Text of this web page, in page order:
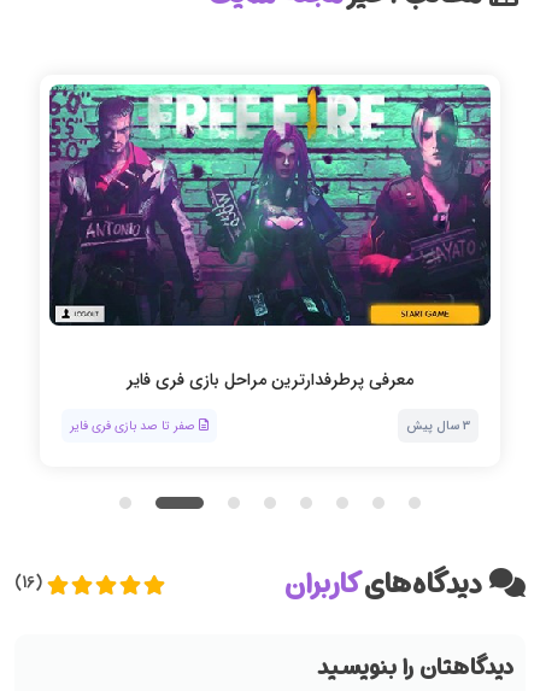
نحوه دو نفره یا تیمی بازی کردن در فری فایر
3 سال پیش صفر تا صد بازی فری فایر
دیدگاه‌هایکاربران (16)
دیدگاهتان را بنویسید